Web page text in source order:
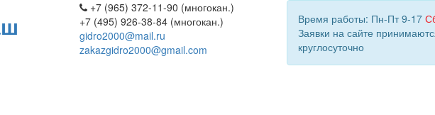
+7 (965) 372-11-90 (многокан.)
+7 (495) 926-38-84 (многокан.)
gidro2000@mail.ru
zakazgidro2000@gmail.com
Время работы: Пн-Пт 9-17
Заявки на сайте
круглосуточно